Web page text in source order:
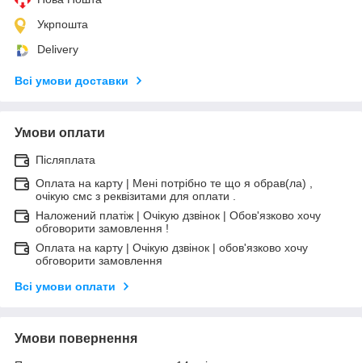
Укрпошта
Delivery
Всі умови доставки
Умови оплати
Післяплата
Оплата на карту | Мені потрібно те що я обрав(ла) ,
очікую смс з реквізитами для оплати .
Наложений платіж | Очікую дзвінок | Обов'язково хочу
обговорити замовлення !
Оплата на карту | Очікую дзвінок | обов'язково хочу
обговорити замовлення
Всі умови оплати
Умови повернення